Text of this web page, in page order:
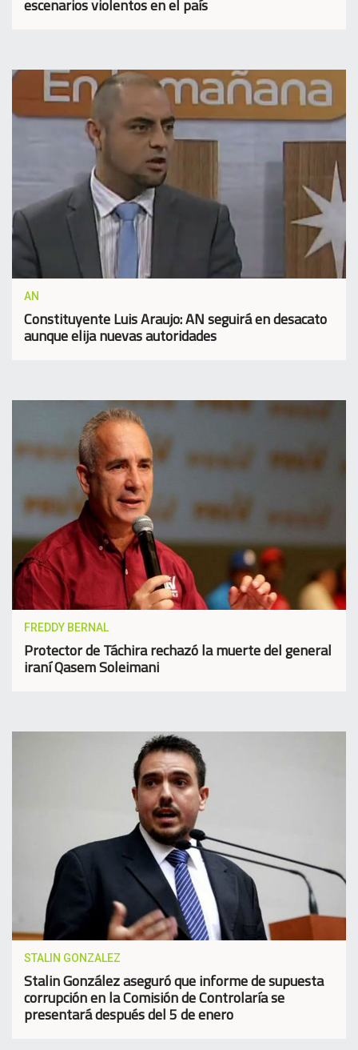
escenarios violentos en el país
AN
Constituyente Luis Araujo: AN seguirá en desacato
aunque elija nuevas autoridades
FREDDY BERNAL
Protector de Táchira rechazó la muerte del general
iraní Qasem Soleimani
STALIN GONZALEZ
Stalin González aseguró que informe de supuesta
corrupción en la Comisión de Controlaría se
presentará después del 5 de enero